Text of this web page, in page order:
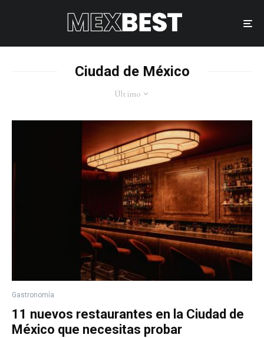
Ciudad de México
Último
Gastronomía
11 nuevos restaurantes en la Ciudad de
México que necesitas probar